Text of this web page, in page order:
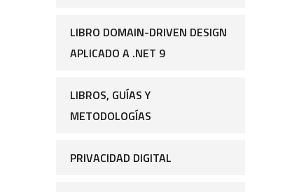
LIBRO DOMAIN-DRIVEN DESIGN
APLICADO A .NET 9
LIBROS, GUÍAS Y
METODOLOGÍAS
PRIVACIDAD DIGITAL